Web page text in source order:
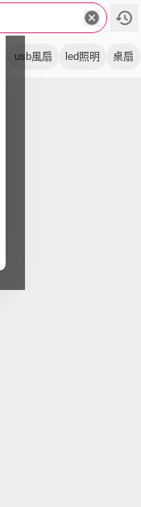
usb風扇 led照明 桌扇